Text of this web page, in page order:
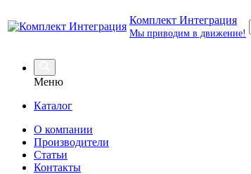
Комплект Интеграция
Мы приводим в движение!
Меню
Каталог
О компании
Производители
Статьи
Контакты